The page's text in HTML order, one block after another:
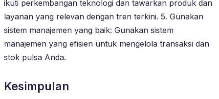
ikuti perkembangan teknologi dan tawarkan produk dan
layanan yang relevan dengan tren terkini. 5. Gunakan
sistem manajemen yang baik: Gunakan sistem
manajemen yang efisien untuk mengelola transaksi dan
stok pulsa Anda.
Kesimpulan